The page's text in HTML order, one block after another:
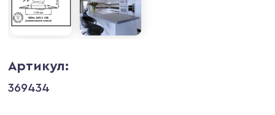
Артикул:
369434